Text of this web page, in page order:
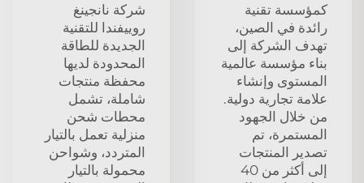
كمؤسسة تقنية
رائدة في الصين،
تهدف الشركة إلى
بناء مؤسسة عالمية
المستوى وإنشاء
علامة تجارية دولية.
من خلال الجهود
المستمرة، تم
تصدير المنتجات
إلى أكثر من 40
شركة نانجينغ
روييفندا للتقنية
الجديدة للطاقة
المحدودة لديها
محفظة منتجات
شاملة، تشمل
محطات شحن
منزلية تعمل بالتيار
المتردد، وشواحن
محمولة بالتيار